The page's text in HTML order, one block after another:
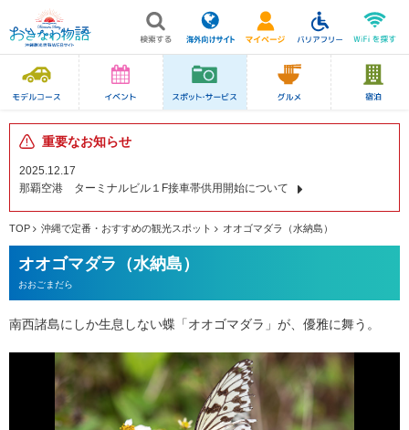
重要なお知らせ
2025.12.17
那覇空港 ターミナルビル１F接車帯供用開始について
TOP 沖縄で定番・おすすめの観光スポット オオゴマダラ（水納島）
オオゴマダラ（水納島）
おおごまだら
南西諸島にしか生息しない蝶「オオゴマダラ」が、優雅に舞う。